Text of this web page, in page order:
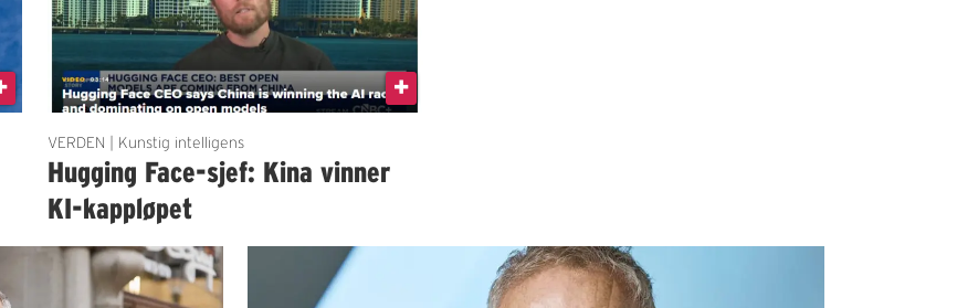
VERDEN | Kunstig intelligens
Hugging Face-sjef: Kina vinner
KI-kappløpet